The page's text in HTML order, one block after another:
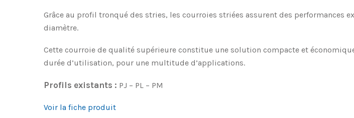
Grâce au profil tronqué des stries, les courroies striées assurent des performances
diamètre.
Cette courroie de qualité supérieure constitue une solution compacte et
durée d’utilisation, pour une multitude d’applications.
Profils existants : PJ – PL – PM
Voir la fiche produit